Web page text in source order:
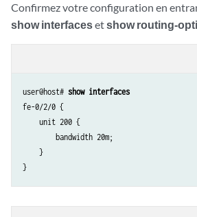
Confirmez votre configuration en
show interfacesetshow routing-
user@host# show interfaces
fe-0/2/0 {
    unit 200 {
        bandwidth 20m;
    }